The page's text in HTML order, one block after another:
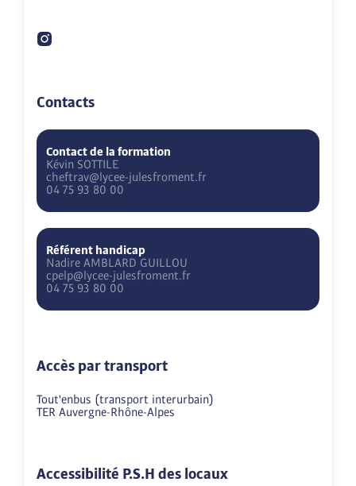
Contacts
Contact de la formation
Kévin SOTTILE
cheftrav@lycee-julesfroment.fr
04 75 93 80 00
Référent handicap
Nadire AMBLARD GUILLOU
cpelp@lycee-julesfroment.fr
04 75 93 80 00
Accès par transport
Tout'enbus (transport interurbain)
TER Auvergne-Rhône-Alpes
Accessibilité P.S.H des locaux